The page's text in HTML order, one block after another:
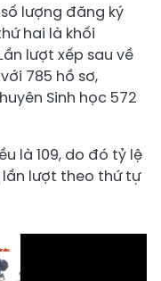
lượng đăng ký
hai là khối
lượt xếp sau về
785 hồ sơ,
Sinh học 572
là 109, do đó tỷ lệ
lượt theo thứ tự